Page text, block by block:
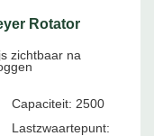
Rotator
zichtbaar na
Capaciteit: 2500
Lastzwaartepunt: